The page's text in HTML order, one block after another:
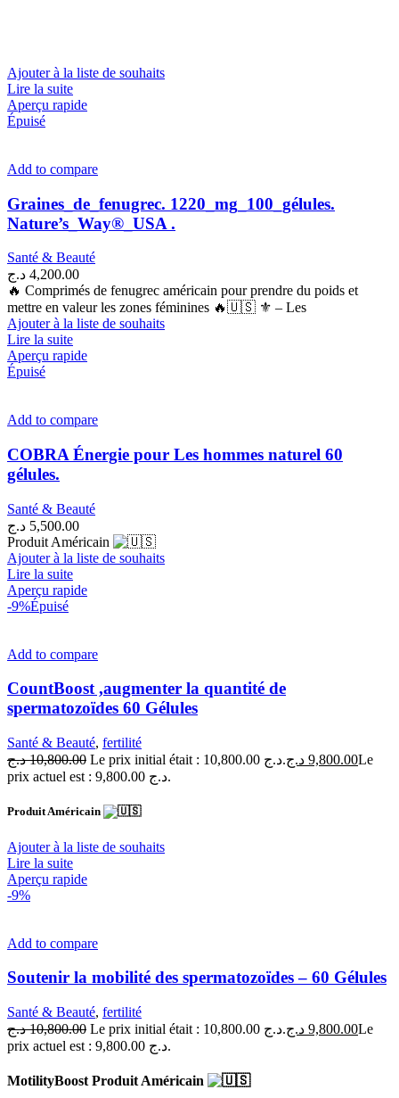
Ajouter à la liste de souhaits
Lire la suite
Aperçu rapide
Épuisé
Add to compare
Graines_de_fenugrec. 1220_mg_100_gélules.
Nature’s_Way®_USA .
Santé & Beauté
4,200.00 د.ج
🔥 Comprimés de fenugrec américain pour prendre du poids et
mettre en valeur les zones féminines 🔥🇺🇸 ⚜ – Les
Ajouter à la liste de souhaits
Lire la suite
Aperçu rapide
Épuisé
Add to compare
COBRA Énergie pour Les hommes naturel 60
gélules.
Santé & Beauté
5,500.00 د.ج
Produit Américain
Ajouter à la liste de souhaits
Lire la suite
Aperçu rapide
-9%Épuisé
Add to compare
CountBoost ,augmenter la quantité de
spermatozoïdes 60 Gélules
Santé & Beauté, fertilité
10,800.00 د.ج Le prix initial était : 10,800.00 د.ج. 9,800.00 د.ج
Le
prix actuel est : 9,800.00 د.ج.
Produit Américain
Ajouter à la liste de souhaits
Lire la suite
Aperçu rapide
-9%
Add to compare
Soutenir la mobilité des spermatozoïdes – 60 Gélules
Santé & Beauté, fertilité
10,800.00 د.ج Le prix initial était : 10,800.00 د.ج. 9,800.00 د.ج
Le
prix actuel est : 9,800.00 د.ج.
MotilityBoost Produit Américain